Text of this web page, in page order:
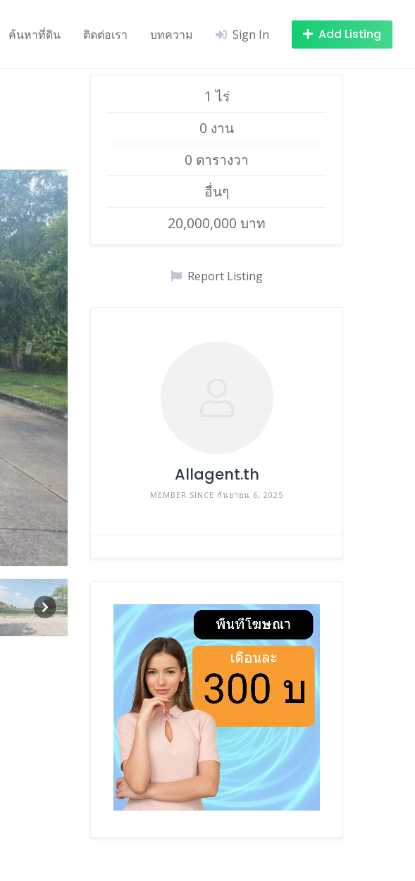
ค้นหาที่ดิน ติดต่อเรา บทความ Sign In Add Listing
1 ไร่
0 งาน
0 ตารางวา
อื่นๆ
20,000,000 บาท
Report Listing
Allagent.th
MEMBER SINCE กันยายน 6, 2025